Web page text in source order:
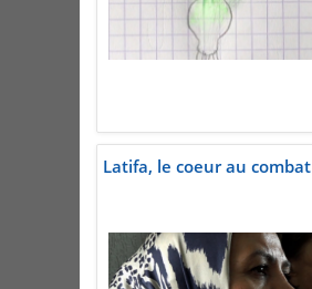
Latifa, le coeur au combat